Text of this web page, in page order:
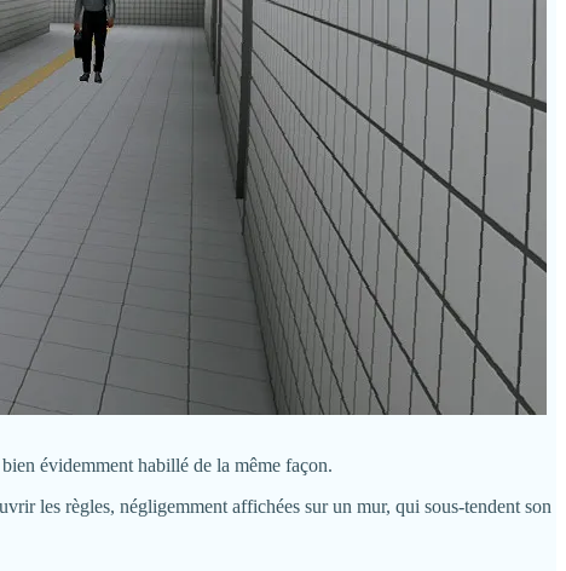
évidemment habillé de la même façon.
les règles, négligemment affichées sur un mur, qui sous-tendent son